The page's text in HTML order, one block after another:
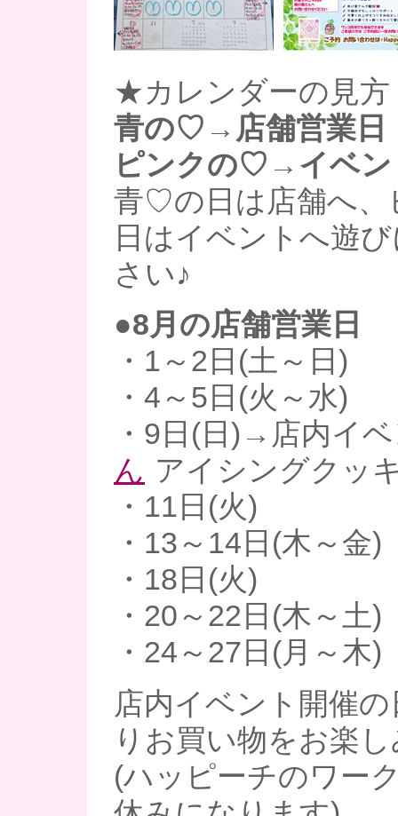
★カレンダーの見方
青の♡→店舗営業日
ピンクの♡→イベン
青♡の日は店舗へ
日はイベントへ遊
さい♪
●8月の店舗営業日
・1～2日(土～日)
・4～5日(火～水)
・9日(日)→店内イ
ん アイシングクッ
・11日(火)
・13～14日(木～金)
・18日(火)
・20～22日(木～土)
・24～27日(月～木)
店内イベント開催
りお買い物をお楽
(ハッピーチのワー